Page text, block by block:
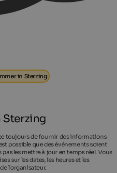
in Sterzing
Sterzing
toujours de fournir des informations
possible que des événements soient
les mettre à jour en temps réel. Vous
sur les dates, les heures et les
l'organisateur.